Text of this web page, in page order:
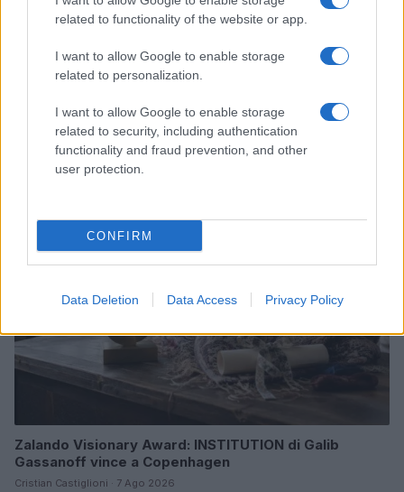
related to functionality of the website or app.
I want to allow Google to enable storage
related to personalization.
I want to allow Google to enable storage
related to security, including authentication
functionality and fraud prevention, and other
user protection.
CONFIRM
Data Deletion Data Access Privacy Policy
Scopri Rocca San Giovanni, il borgo abruzzese tra
mare e storia
Cristian Castiglioni · 8 Ago 2026
Zalando Visionary Award: INSTITUTION di Galib
Gassanoff vince a Copenhagen
Cristian Castiglioni · 7 Ago 2026